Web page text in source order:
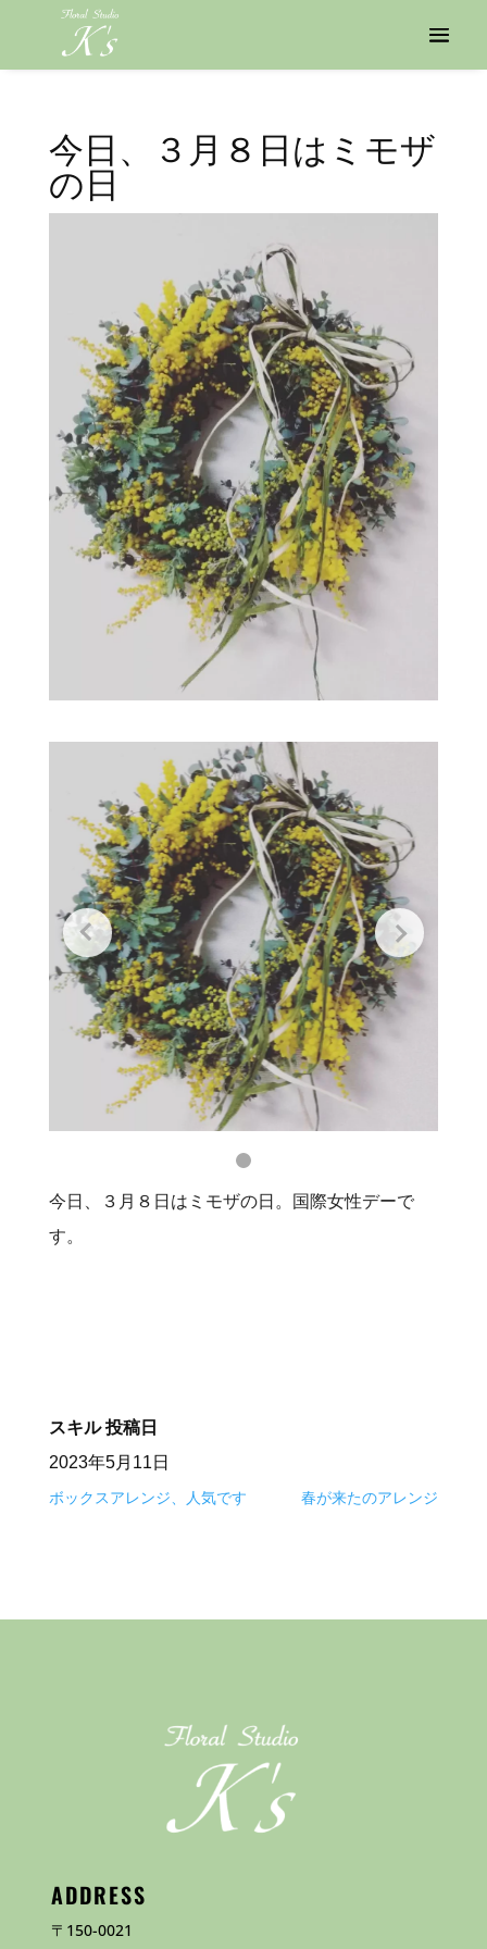
今日、３月８日はミモザ
の日
今日、３月８日はミモザの日。国際女性デーで
す。
スキル 投稿日
2023年5月11日
ボックスアレンジ、人気です 春が来たのアレンジ
ADDRESS
〒150-0021